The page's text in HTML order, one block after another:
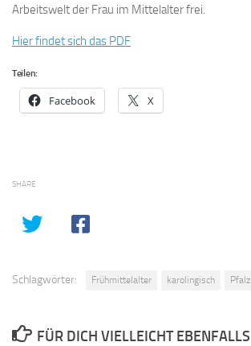
Arbeitswelt der Frau im Mittelalter frei.
Hier findet sich das PDF
Teilen:
Facebook X
SHARE
Schlagwörter: Frühmittelalter karolingisch Pfalz
FÜR DICH VIELLEICHT EBENFALLS